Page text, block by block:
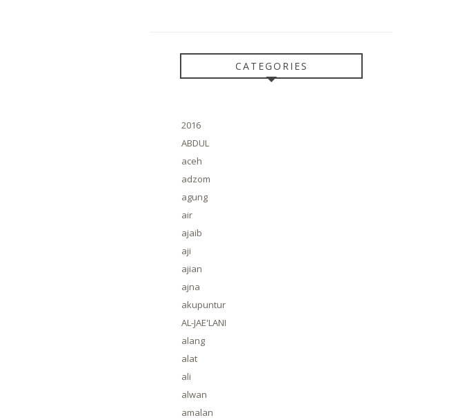
CATEGORIES
2016
ABDUL
aceh
adzom
agung
air
ajaib
aji
ajian
ajna
akupuntur
AL-JAE'LANI
alang
alat
ali
alwan
amalan